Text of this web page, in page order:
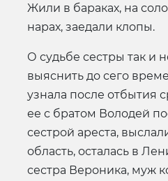
Жили в бараках, на
нарах, заедали клопы.
О судьбе сестры так и
выяснить до сего
узнала после отбытия
ее с братом Володей
сестрой ареста,
область, осталась в
сестра Вероника, муж